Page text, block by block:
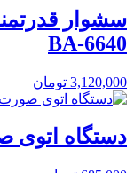
BA-6640
3,120,000 تومان
دستگاه